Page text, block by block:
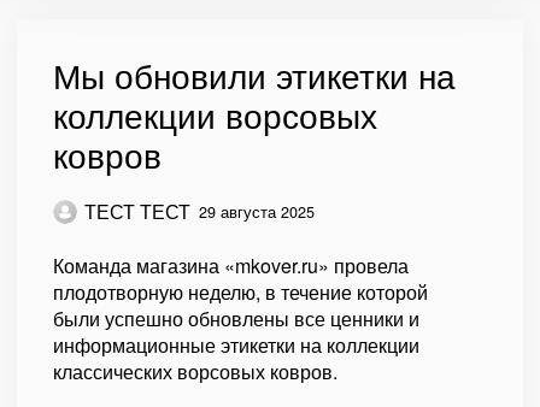
Мы обновили этикетки на
коллекции ворсовых
ковров
ТЕСТ ТЕСТ 29 августа 2025
Команда магазина «mkover.ru» провела
плодотворную неделю, в течение которой
были успешно обновлены все ценники и
информационные этикетки на коллекции
классических ворсовых ковров.